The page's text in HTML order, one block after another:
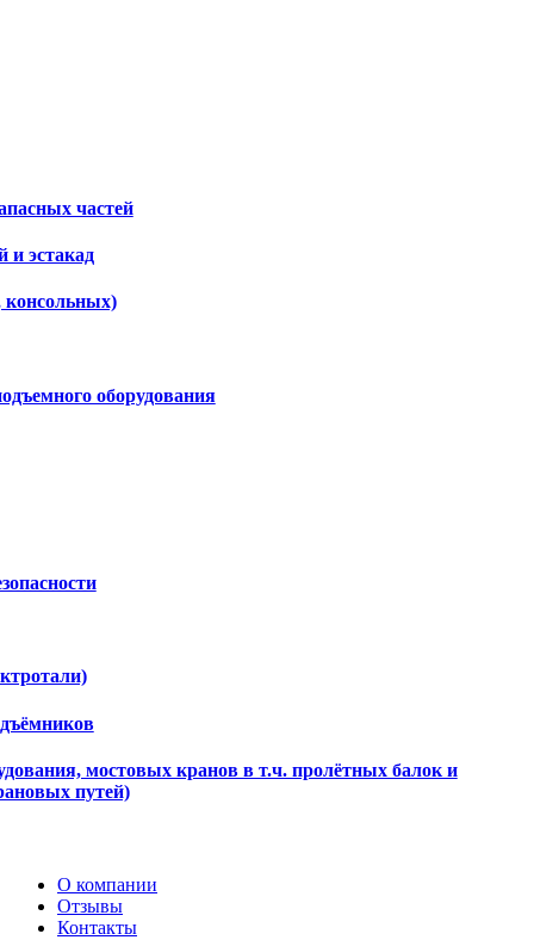
частей
и эстакад
консольных)
оборудования
мостовых кранов в т.ч. пролётных балок и
путей)
О компании
Отзывы
Контакты